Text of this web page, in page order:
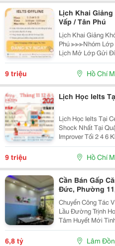
Lịch Khai Giảng
Vấp / Tân Phú
Lịch Khai Giảng
Phú ≫≫≫Nhóm Lớp 3 Tháng/ Đóng Tiền Hp Theo Khóa +
Lịch Mở Lớp Gửi
Lớp + Giáo Trình
Nước Ngoài Bám
9 triệu Hồ Chí
Lịch Học Ielts
Lịch Học Ielts Tại Cet
Shock Nhất Tại Quận Tân
Improver Tối 2 4 6 Khai Giảng: 13/07/2026 Khung Giờ:
18:00 Đến 21:00 Học Phí Ưu Đãi 5% Khi Đăng Ký 2/ Ielts
Basic Tối 3 5
9 triệu Hồ Chí
Cần Bán Gấp
Đức, Phường
Chuyển Công Tác
Lầu Đường Trịnh
Tâm Huyết Mới
Giá Siêu Rẻ: - Diện Tích 150 M2 - Hẻm Ô Tô 4 M, Cách
Trung Tâm 5 Km,
6,8 tỷ Lâm